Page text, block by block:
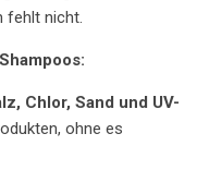
fehlt nicht.
Chlor, Sand und UV-
ohne es